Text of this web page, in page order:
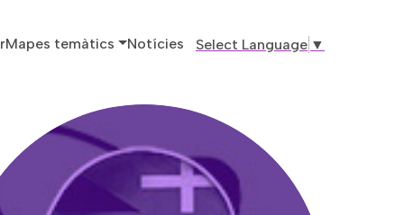
principal
Mapes temàtics Notícies Select Language ▼